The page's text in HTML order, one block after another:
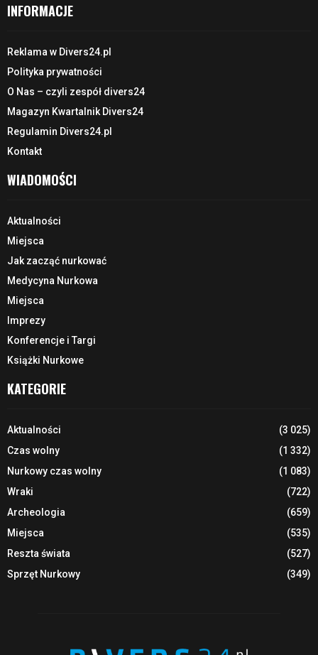
INFORMACJE
Reklama w Divers24.pl
Polityka prywatności
O Nas – czyli zespół divers24
Magazyn Kwartalnik Divers24
Regulamin Divers24.pl
Kontakt
WIADOMOŚCI
Aktualności
Miejsca
Jak zacząć nurkować
Medycyna Nurkowa
Miejsca
Imprezy
Konferencje i Targi
Książki Nurkowe
KATEGORIE
Aktualności
(3 025)
Czas wolny
(1 332)
Nurkowy czas wolny
(1 083)
Wraki
(722)
Archeologia
(659)
Miejsca
(535)
Reszta świata
(527)
Sprzęt Nurkowy
(349)